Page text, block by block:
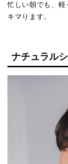
忙しい朝でも、軽
キマります。
ナチュラル